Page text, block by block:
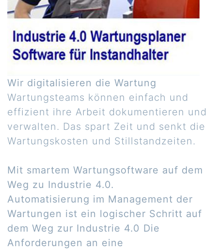
Wir digitalisieren die Wartung
Wartungsteams können einfach und
effizient ihre Arbeit dokumentieren und
verwalten. Das spart Zeit und senkt die
Wartungskosten und Stillstandzeiten.
Mit smartem Wartungsoftware auf dem
Weg zu Industrie 4.0.
Automatisierung im Management der
Wartungen ist ein logischer Schritt auf
dem Weg zur Industrie 4.0 Die
Anforderungen an eine